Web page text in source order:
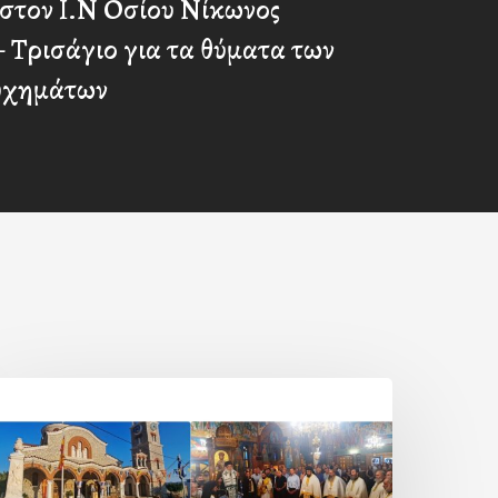
Ι.Ν Οσίου Νίκωνος
για τα θύματα των